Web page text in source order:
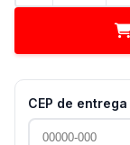
CEP de entrega